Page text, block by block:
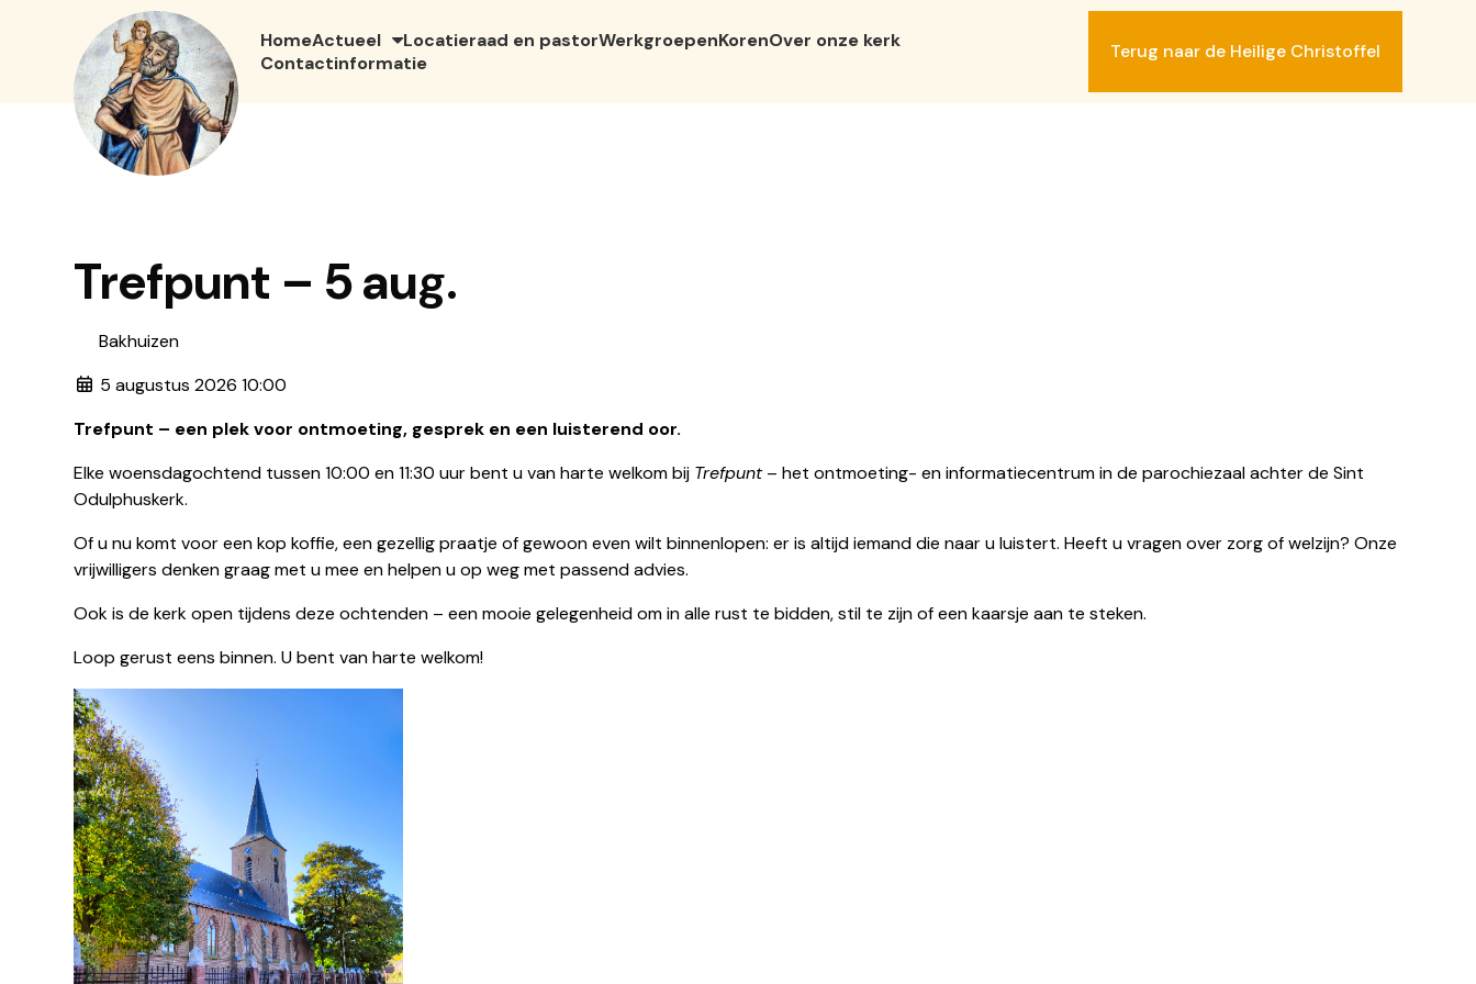
HomeActueel Locatieraad en pastorWerkgroepenKorenOver onze kerk
Contactinformatie
Terug naar de Heilige Christoffel
SLUIT
Trefpunt – 5 aug.
Bakhuizen
5 augustus 2026 10:00
Trefpunt – een plek voor ontmoeting, gesprek en een luisterend oor.
Elke woensdagochtend tussen 10:00 en 11:30 uur bent u van harte welkom bij Trefpunt– het ontmoeting- en informatiecentrum in de parochiezaal achter de Sint
Odulphuskerk.
Of u nu komt voor een kop koffie, een gezellig praatje of gewoon even wilt binnenlopen: er is altijd iemand die naar u luistert. Heeft u vragen over zorg of welzijn? Onze
vrijwilligers denken graag met u mee en helpen u op weg met passend advies.
Ook is de kerk open tijdens deze ochtenden – een mooie gelegenheid om in alle rust te bidden, stil te zijn of een kaarsje aan te steken.
Loop gerust eens binnen. U bent van harte welkom!